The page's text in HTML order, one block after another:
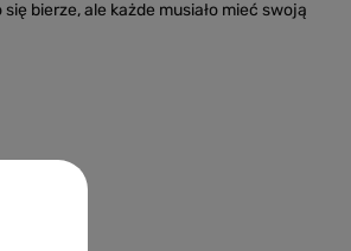
bierze, ale każde musiało mieć swoją